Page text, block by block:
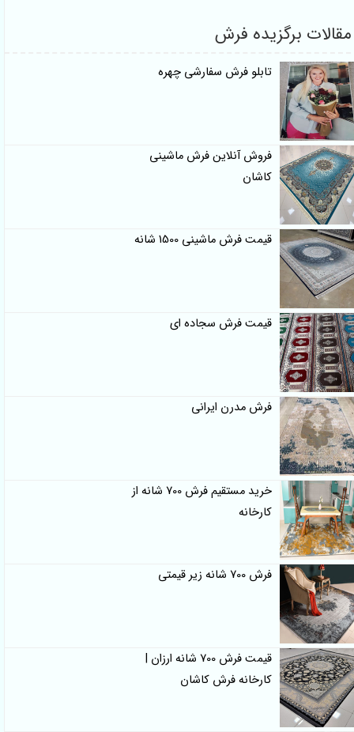
مقالات برگزیده فرش
تابلو فرش سفارشی چهره
فروش آنلاین فرش ماشینی
کاشان
قیمت فرش ماشینی 1500 شانه
قیمت فرش سجاده ای
فرش مدرن ایرانی
خرید مستقیم فرش 700 شانه از
کارخانه
فرش 700 شانه زیر قیمتی
قیمت فرش 700 شانه ارزان |
کارخانه فرش کاشان